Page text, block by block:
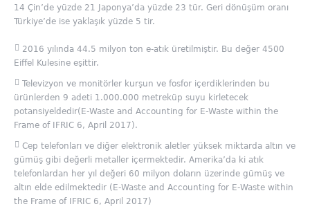
14 Çin’de yüzde 21 Japonya’da yüzde 23 tür. Geri dönüşüm oranı
Türkiye’de ise yaklaşık yüzde 5 tir.
2016 yılında 44.5 milyon ton e-atık üretilmiştir. Bu değer 4500
Eiffel Kulesine eşittir.
Televizyon ve monitörler kurşun ve fosfor içerdiklerinden bu
ürünlerden 9 adeti 1.000.000 metreküp suyu kirletecek
potansiyeldedir(E-Waste and Accounting for E-Waste within the
Frame of IFRIC 6, April 2017).
Cep telefonları ve diğer elektronik aletler yüksek miktarda altın ve
gümüş gibi değerli metaller içermektedir. Amerika’da ki atık
telefonlardan her yıl değeri 60 milyon doların üzerinde gümüş ve
altın elde edilmektedir (E-Waste and Accounting for E-Waste within
the Frame of IFRIC 6, April 2017)